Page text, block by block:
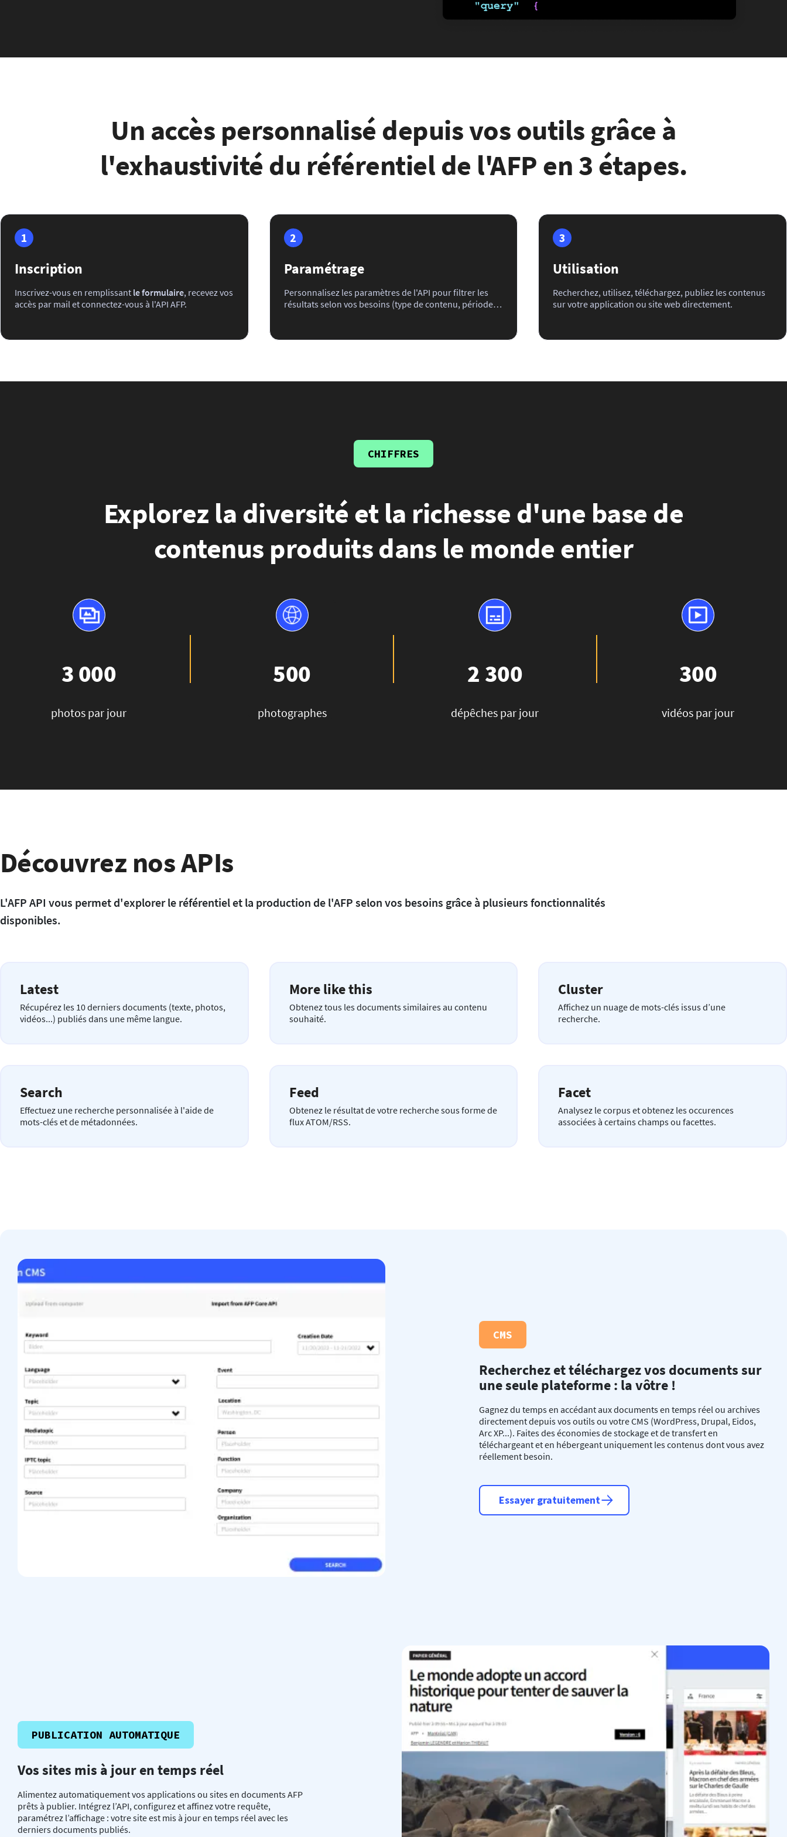
Un accès personnalisé depuis vos outils grâce à
l'exhaustivité du référentiel de l'AFP en 3 étapes.
1
Inscription
Inscrivez-vous en remplissant le formulaire, recevez vos
accès par mail et connectez-vous à l'API AFP.
2
Paramétrage
Personnalisez les paramètres de l'API pour filtrer les
résultats selon vos besoins (type de contenu, période,
dans votre application ou site web.
3
Utilisation
Recherchez, utilisez, téléchargez, publiez les contenus
sur votre application ou site web directement.
CHIFFRES
Explorez la diversité et la richesse d'une base de
contenus produits dans le monde entier
3 000
photos par jour
500
photographes
2 300
dépêches par jour
300
vidéos par jour
Découvrez nos APIs
L'AFP API vous permet d'explorer le référentiel et la production de l'AFP selon vos besoins grâce à plusieurs fonctionnalités
disponibles.
Latest
Récupérez les 10 derniers documents (texte, photos,
vidéos...) publiés dans une même langue.
More like this
Obtenez tous les documents similaires au contenu
souhaité.
Cluster
Affichez un nuage de mots-clés issus d’une
recherche.
Search
Effectuez une recherche personnalisée à l'aide de
mots-clés et de métadonnées.
Feed
Obtenez le résultat de votre recherche sous forme de
flux ATOM/RSS.
Facet
Analysez le corpus et obtenez les occurences
associées à certains champs ou facettes.
CMS
Recherchez et téléchargez vos documents sur
une seule plateforme : la vôtre !
Gagnez du temps en accédant aux documents en temps réel ou archives
directement depuis vos outils ou votre CMS (WordPress, Drupal, Eidos,
Arc XP...). Faites des économies de stockage et de transfert en
téléchargeant et en hébergeant uniquement les contenus dont vous avez
réellement besoin.
Essayer gratuitement
PUBLICATION AUTOMATIQUE
Vos sites mis à jour en temps réel
Alimentez automatiquement vos applications ou sites en documents AFP
prêts à publier. Intégrez l’API, configurez et affinez votre requête,
paramétrez l’affichage : votre site est mis à jour en temps réel avec les
derniers documents publiés.